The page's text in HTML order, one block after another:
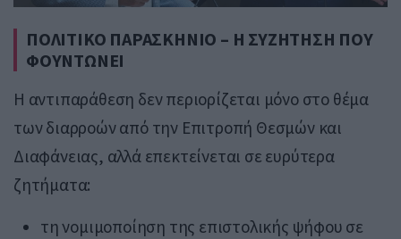
ΠΟΛΙΤΙΚΟ ΠΑΡΑΣΚΗΝΙΟ – Η ΣΥΖΗΤΗΣΗ ΠΟΥ
ΦΟΥΝΤΩΝΕΙ
Η αντιπαράθεση δεν περιορίζεται μόνο στο θέμα
των διαρροών από την Επιτροπή Θεσμών και
Διαφάνειας, αλλά επεκτείνεται σε ευρύτερα
ζητήματα:
τη νομιμοποίηση της επιστολικής ψήφου σε